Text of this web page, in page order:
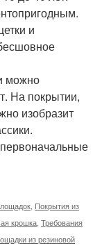
и
можно
На покрытии,
изобразит
Покрытия из
крошка Требования
из резиновой